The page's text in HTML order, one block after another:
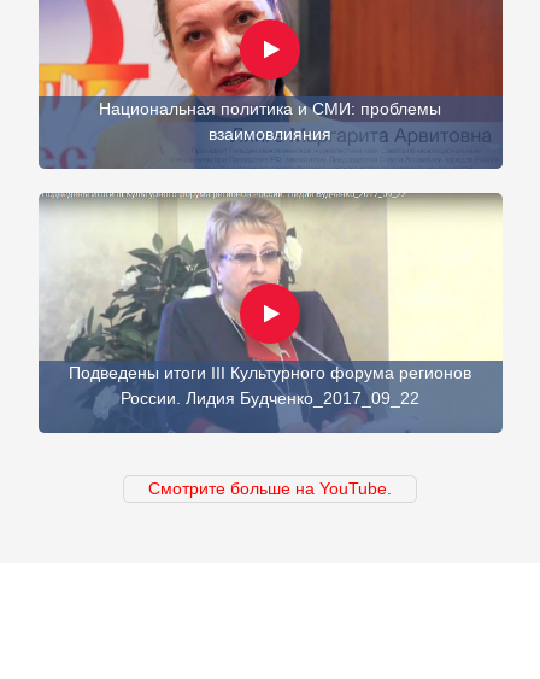
Национальная политика и СМИ: проблемы
взаимовлияния
Подведены итоги III Культурного форума регионов
России. Лидия Будченко_2017_09_22
Смотрите больше на YouTube.